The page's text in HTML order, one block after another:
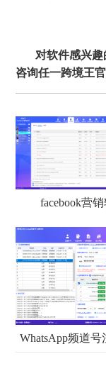
对软件感兴
咨询任一跨境王
facebook营
WhatsApp频道